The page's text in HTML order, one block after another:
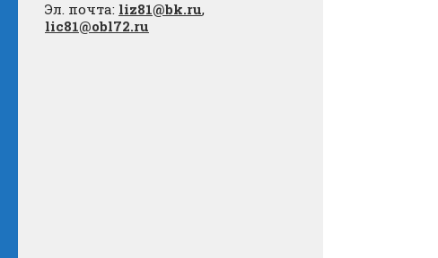
Эл. почта: liz81@bk.ru,
lic81@obl72.ru